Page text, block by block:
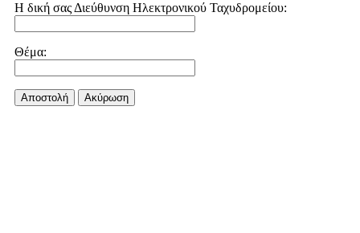
Η δική σας Διεύθυνση Ηλεκτρονικού Ταχυδρομείου:
Θέμα:
Αποστολή Aκύρωση